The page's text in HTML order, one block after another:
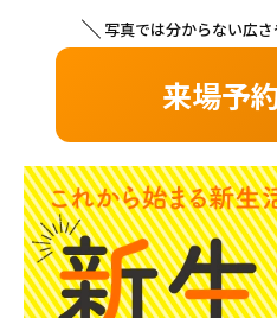
写真では分からない広
来場予